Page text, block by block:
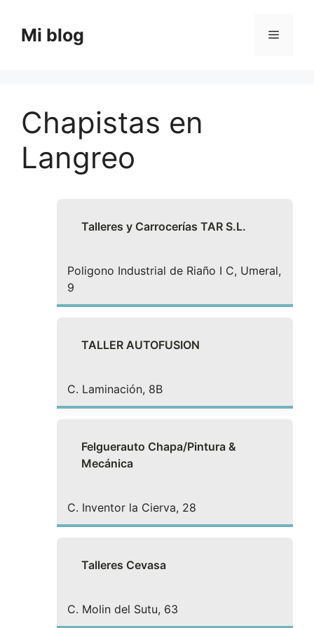
contenido
Mi blog Menú
Chapistas en
Langreo
Talleres y Carrocerías TAR S.L.
Poligono Industrial de Riaño I C, Umeral,
9
TALLER AUTOFUSION
C. Laminación, 8B
Felguerauto Chapa/Pintura &
Mecánica
C. Inventor la Cierva, 28
Talleres Cevasa
C. Molin del Sutu, 63